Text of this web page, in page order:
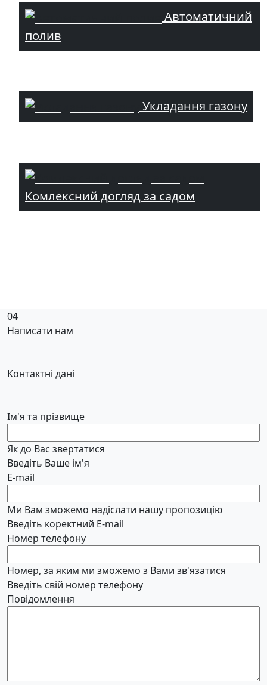
Автоматичний
полив
Укладання газону
Комлексний догляд за садом
04
Написати нам
Контактні дані
Ім'я та прізвище
Як до Вас звертатися
Введіть Ваше ім'я
E-mail
Ми Вам зможемо надіслати нашу пропозицію
Введіть коректний E-mail
Номер телефону
Номер, за яким ми зможемо з Вами зв'язатися
Введіть свій номер телефону
Повідомлення